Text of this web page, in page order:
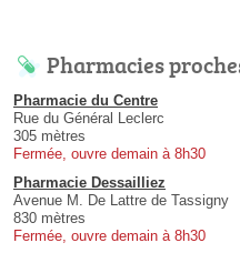
Pharmacies
Pharmacie du Centre
Rue du Général Leclerc
305 mètres
Fermée, ouvre demain à 8h30
Pharmacie Dessailliez
Avenue M. De Lattre de Tassigny
830 mètres
Fermée, ouvre demain à 8h30